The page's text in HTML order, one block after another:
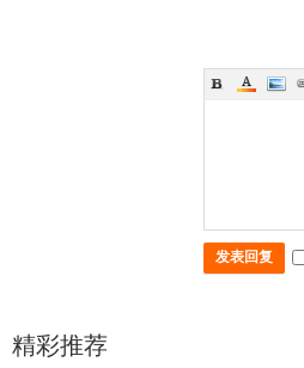
发表回复
精彩推荐